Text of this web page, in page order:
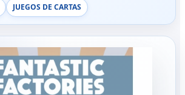
JUEGOS DE CARTAS